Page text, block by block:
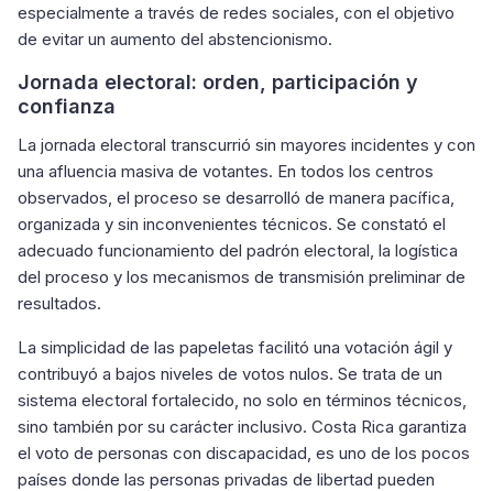
especialmente a través de redes sociales, con el objetivo
de evitar un aumento del abstencionismo.
Jornada electoral: orden, participación y
confianza
La jornada electoral transcurrió sin mayores incidentes y con
una afluencia masiva de votantes. En todos los centros
observados, el proceso se desarrolló de manera pacífica,
organizada y sin inconvenientes técnicos. Se constató el
adecuado funcionamiento del padrón electoral, la logística
del proceso y los mecanismos de transmisión preliminar de
resultados.
La simplicidad de las papeletas facilitó una votación ágil y
contribuyó a bajos niveles de votos nulos. Se trata de un
sistema electoral fortalecido, no solo en términos técnicos,
sino también por su carácter inclusivo. Costa Rica garantiza
el voto de personas con discapacidad, es uno de los pocos
países donde las personas privadas de libertad pueden